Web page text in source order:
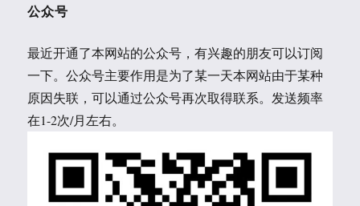
公众号
最近开通了本网站的公众号，有兴趣的朋友可以订阅
一下。公众号主要作用是为了某一天本网站由于某种
原因失联，可以通过公众号再次取得联系。发送频率
在1-2次/月左右。